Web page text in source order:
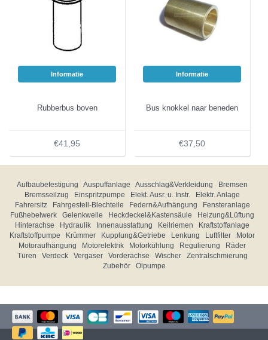
Informatie
Rubberbus boven
€41,95
Informatie
Bus knokkel naar beneden
€37,50
Aufbaubefestigung Auspuffanlage Ausschlag&Verkleidung
Bremsen
Bremsseilzug
Einspritzpumpe Elekt. Ausr. u. Instr.
Elektr. Anlage
Fahrersitz
Fahrgestell-Blechteile Federn&Aufhängung
Fensteranlage
Fußhebelwerk
Gelenkwelle Heckdeckel&Kastensäule
Heizung&Lüftung
Hinterachse
Hydraulik Innenausstattung Keilriemen
Kraftstoffanlage
Kraftstoffpumpe
Krümmer Kupplung&Getriebe Lenkung Luftfilter
Motor
Motoraufhängung
Motorelektrik Motorkühlung Regulierung
Räder
Türen
Verdeck Vergaser Vorderachse Wischer
Zentralschmierung
Zubehör
Ölpumpe